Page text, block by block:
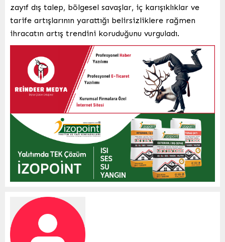
zayıf dış talep, bölgesel savaşlar, iç karışıklıklar ve
tarife artışlarının yarattığı belirsizliklere rağmen
ihracatın artış trendini koruduğunu vurguladı.